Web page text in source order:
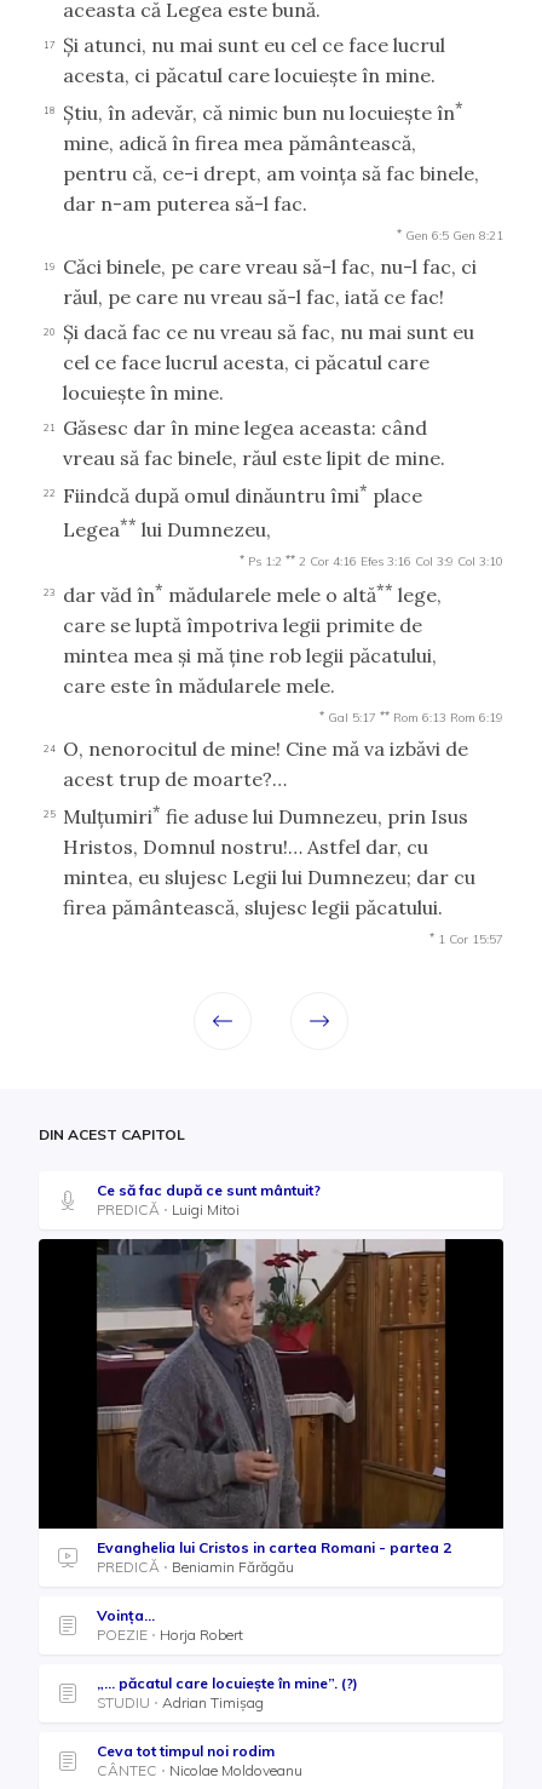
aceasta că Legea este bună.
17
Şi atunci, nu mai sunt eu cel ce face lucrul
acesta, ci păcatul care locuieşte în mine.
18 Ştiu, în adevăr, că nimic bun nu locuieşte în*
mine, adică în firea mea pământească,
pentru că, ce-i drept, am voinţa să fac binele,
dar n-am puterea să-l fac.
* Gen 6:5 Gen 8:21
19
Căci binele, pe care vreau să-l fac, nu-l fac, ci
răul, pe care nu vreau să-l fac, iată ce fac!
20
Şi dacă fac ce nu vreau să fac, nu mai sunt eu
cel ce face lucrul acesta, ci păcatul care
locuieşte în mine.
21
Găsesc dar în mine legea aceasta: când
vreau să fac binele, răul este lipit de mine.
22 Fiindcă după omul dinăuntru îmi* place
Legea** lui Dumnezeu,
* Ps 1:2 ** 2 Cor 4:16 Efes 3:16 Col 3:9 Col 3:10
23 dar văd în* mădularele mele o altă** lege,
care se luptă împotriva legii primite de
mintea mea şi mă ţine rob legii păcatului,
care este în mădularele mele.
* Gal 5:17 ** Rom 6:13 Rom 6:19
24
O, nenorocitul de mine! Cine mă va izbăvi de
acest trup de moarte?…
25 Mulţumiri* fie aduse lui Dumnezeu, prin Isus
Hristos, Domnul nostru!… Astfel dar, cu
mintea, eu slujesc Legii lui Dumnezeu; dar cu
firea pământească, slujesc legii păcatului.
* 1 Cor 15:57
DIN ACEST CAPITOL
Ce să fac după ce sunt mântuit?
PREDICĂ
Luigi Mitoi
Evanghelia lui Cristos in cartea Romani - partea 2
PREDICĂ
Beniamin Fărăgău
Voința...
POEZIE
Horja Robert
„... păcatul care locuiește în mine”. (?)
STUDIU
Adrian Timișag
Ceva tot timpul noi rodim
CÂNTEC
Nicolae Moldoveanu